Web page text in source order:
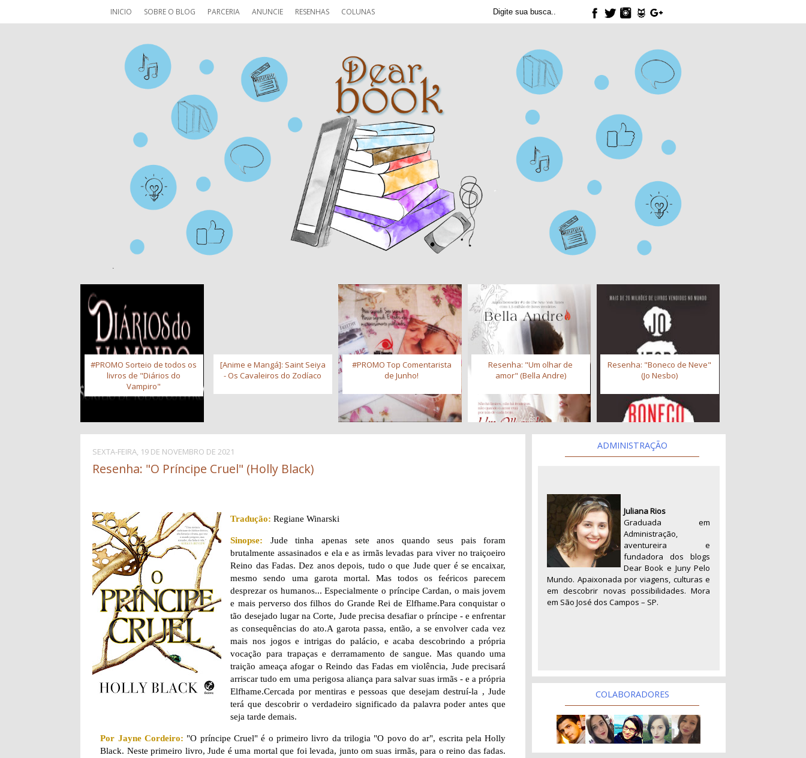
INICIO SOBRE O BLOG PARCERIA ANUNCIE RESENHAS COLUNAS
#PROMO Sorteio de todos os
livros de "Diários do
Vampiro"
[Anime e Mangá]: Saint Seiya
- Os Cavaleiros do Zodíaco
#PROMO Top Comentarista
de Junho!
Resenha: "Um olhar de
amor" (Bella Andre)
Resenha: "Boneco de Neve"
(Jo Nesbo)
SEXTA-FEIRA, 19 DE NOVEMBRO DE 2021
Resenha: "O Príncipe Cruel" (Holly Black)
Tradução: Regiane Winarski
Sinopse:
Jude tinha apenas sete anos quando seus pais foram
brutalmente assasinados e ela e as irmãs levadas para viver no traiçoeiro
Reino das Fadas. Dez anos depois, tudo o que Jude quer é se encaixar,
mesmo sendo uma garota mortal. Mas todos os feéricos parecem
desprezar os humanos... Especialmente o príncipe Cardan, o mais jovem
e mais perverso dos filhos do Grande Rei de Elfhame.Para conquistar o
tão desejado lugar na Corte, Jude precisa desafiar o príncipe - e enfrentar
as consequências do ato.A garota passa, então, a se envolver cada vez
mais nos jogos e intrigas do palácio, e acaba descobrindo a própria
vocação para trapaças e derramamento de sangue. Mas quando uma
traição ameaça afogar o Reindo das Fadas em violência, Jude precisará
arriscar tudo em uma perigosa aliança para salvar suas irmãs - e a própria
Elfhame.Cercada por mentiras e pessoas que desejam destruí-la , Jude
terá que descobrir o verdadeiro significado da palavra poder antes que
seja tarde demais.
Por Jayne Cordeiro: "O príncipe Cruel" é o primeiro livro da trilogia "O povo do ar", escrita pela Holly
Black. Neste primeiro livro, Jude é uma mortal que foi levada, junto om suas irmãs, para o reino das fadas.
ADMINISTRAÇÃO
Juliana Rios
Graduada em
Administração,
aventureira e
fundadora dos blogs
Dear Book e Juny Pelo
Mundo. Apaixonada por viagens, culturas e
em descobrir novas possibilidades. Mora
em São José dos Campos – SP.
COLABORADORES